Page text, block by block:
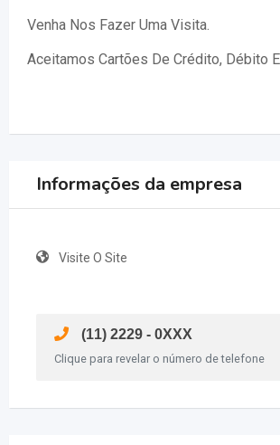
Venha Nos Fazer Uma Visita.
Aceitamos Cartões De Crédito, Débito
Informações da empresa
Visite O Site
(11) 2229 - 0XXX
Clique para revelar o número de telefone